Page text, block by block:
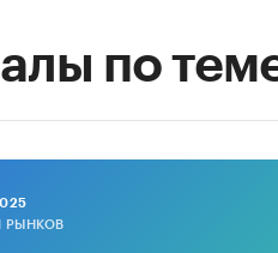
по
РЫНКОВ